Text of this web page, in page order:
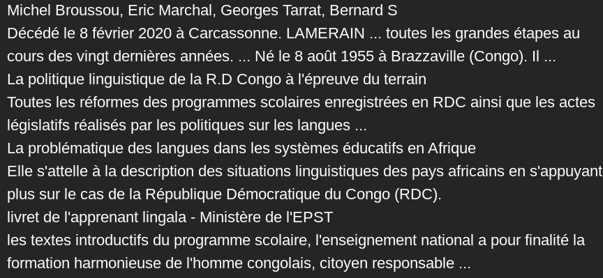
Michel Broussou, Eric Marchal, Georges Tarrat, Bernard S
Décédé le 8 février 2020 à Carcassonne. LAMERAIN ... toutes les grandes étapes au
cours des vingt dernières années. ... Né le 8 août 1955 à Brazzaville (Congo). Il ...
La politique linguistique de la R.D Congo à l'épreuve du terrain
Toutes les réformes des programmes scolaires enregistrées en RDC ainsi que les actes
législatifs réalisés par les politiques sur les langues ...
La problématique des langues dans les systèmes éducatifs en Afrique
Elle s'attelle à la description des situations linguistiques des pays africains en s'appuyant
plus sur le cas de la République Démocratique du Congo (RDC).
livret de l'apprenant lingala - Ministère de l'EPST
les textes introductifs du programme scolaire, l'enseignement national a pour finalité la
formation harmonieuse de l'homme congolais, citoyen responsable ...